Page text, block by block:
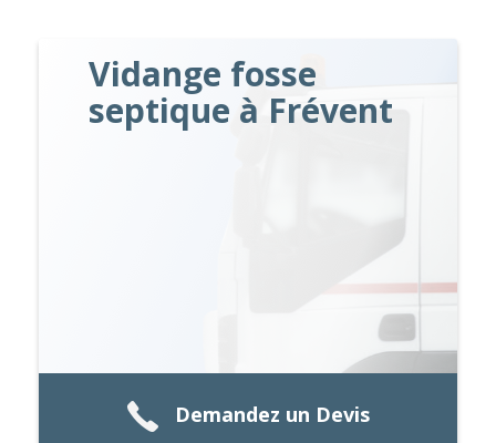
Vidange fosse
septique à Frévent
Demandez un Devis